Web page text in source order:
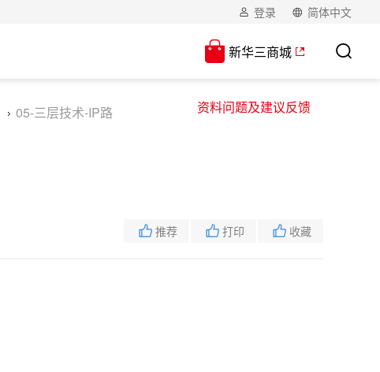
登录 简体中文
新华三商城
资料问题及建议反馈
05-三层技术-IP路
收藏
打印
推荐